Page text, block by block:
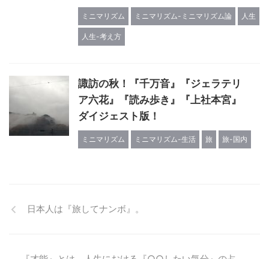
ミニマリズム ミニマリズム-ミニマリズム論 人生
人生-考え方
諏訪の秋！『千万音』『ジェラテリ
ア六花』『読み歩き』『上社本宮』
ダイジェスト版！
ミニマリズム ミニマリズム-生活 旅 旅-国内
日本人は『旅してナンボ』。